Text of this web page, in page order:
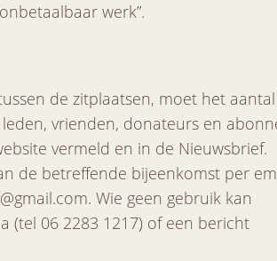
werk”.
de zitplaatsen, moet het aantal
vrienden, donateurs en
vermeld en in de Nieuwsbrief.
de betreffende bijeenkomst per
Wie geen gebruik kan
(tel 06 2283 1217) of een bericht